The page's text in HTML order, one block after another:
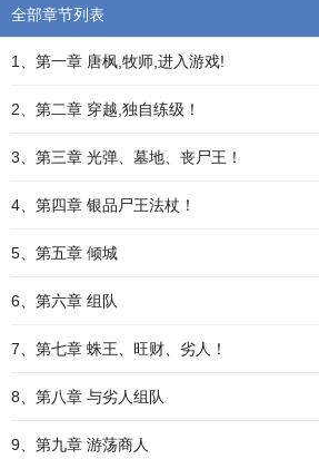
全部章节列表
1、第一章 唐枫,牧师,进入游戏!
2、第二章 穿越,独自练级！
3、第三章 光弹、墓地、丧尸王！
4、第四章 银品尸王法杖！
5、第五章 倾城
6、第六章 组队
7、第七章 蛛王、旺财、劣人！
8、第八章 与劣人组队
9、第九章 游荡商人